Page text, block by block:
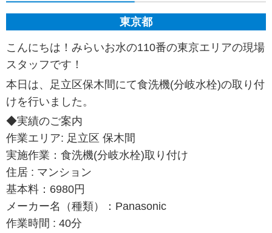
東京都
こんにちは！みらいお水の110番の東京エリアの現場
スタッフです！
本日は、足立区保木間にて食洗機(分岐水栓)の取り付
けを行いました。
◆実績のご案内
作業エリア: 足立区 保木間
実施作業：食洗機(分岐水栓)取り付け
住居 : マンション
基本料：6980円
メーカー名（種類）：Panasonic
作業時間 : 40分